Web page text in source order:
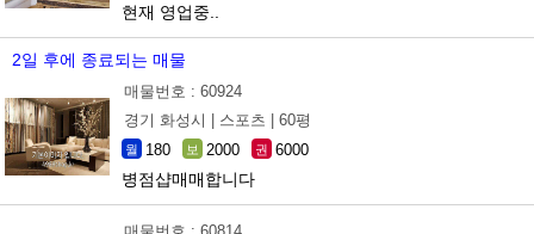
현재 영업중..
2일 후에 종료되는 매물
매물번호 : 60924
경기 화성시 |
스포츠 | 60평
월 180 보 2000 권 6000
병점샵매매합니다